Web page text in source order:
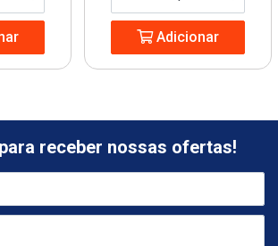
Adicionar
receber nossas ofertas!